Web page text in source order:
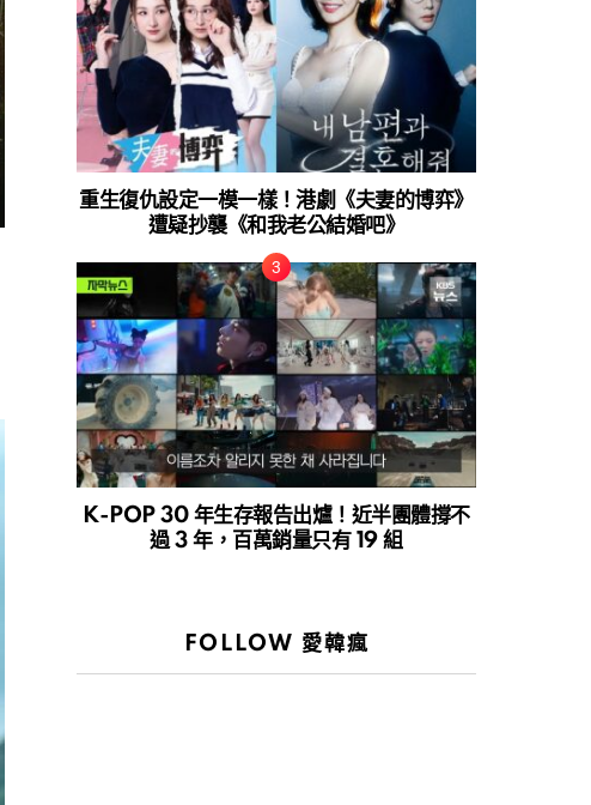
重生復仇設定一模一樣！港劇《夫妻的博弈》
遭疑抄襲《和我老公結婚吧》
K-POP 30 年生存報告出爐！近半團體撐不
過 3 年，百萬銷量只有 19 組
FOLLOW 愛韓瘋